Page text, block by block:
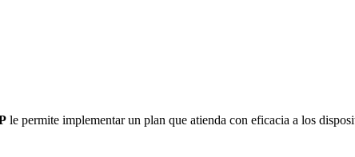
le permite implementar un plan que atienda con eficacia a los